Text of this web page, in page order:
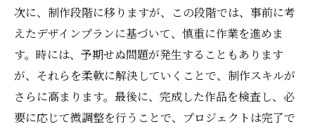
次に、制作段階に移りますが、この段階では、事前に考
えたデザインプランに基づいて、慎重に作業を進めま
す。時には、予期せぬ問題が発生することもあります
が、それらを柔軟に解決していくことで、制作スキルが
さらに高まります。最後に、完成した作品を検査し、必
要に応じて微調整を行うことで、プロジェクトは完了で